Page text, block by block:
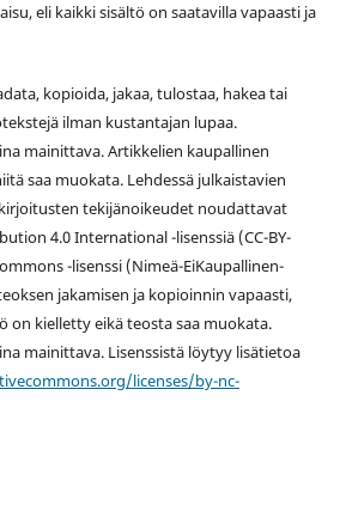
eli kaikki sisältö on saatavilla vapaasti ja
kopioida, jakaa, tulostaa, hakea tai
ilman kustantajan lupaa.
mainittava. Artikkelien kaupallinen
saa muokata. Lehdessä julkaistavien
tekijänoikeudet noudattavat
4.0 International -lisenssiä (CC-BY-
-lisenssi(Nimeä-EiKaupallinen-
jakamisen ja kopioinnin vapaasti,
on kielletty eikä teosta saa muokata.
mainittava. Lisenssistä löytyy lisätietoa
licenses/by-nc-